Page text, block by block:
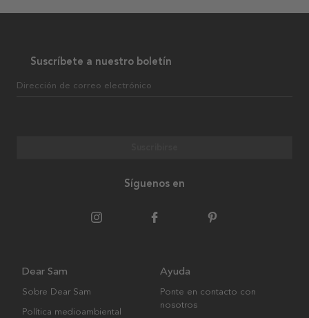
Suscríbete a nuestro boletín
Dirección de correo electrónico
Síguenos en
Dear Sam
Sobre Dear Sam
Política medioambiental
Ayuda
Ponte en contacto con
nosotros